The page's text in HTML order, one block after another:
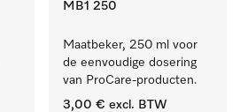
MB1 250
Maatbeker, 250 ml voor
de eenvoudige dosering
van ProCare-producten.
3,00 € excl. BTW